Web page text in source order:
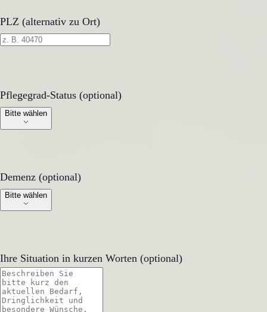
PLZ (alternativ zu Ort)
Pflegegrad-Status (optional)
Pflegegrad-Status (optional)
Bitte wählen
Demenz (optional)
Demenz (optional)
Bitte wählen
Ihre Situation in kurzen Worten (optional)